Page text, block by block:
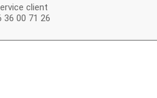
client
36 00 71 26